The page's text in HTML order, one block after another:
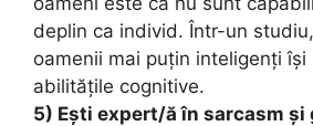
deplin ca individ. Într-un
oamenii mai puțin inteligenți își
abilitățile cognitive.
5) Ești expert/ă în sarcasm și